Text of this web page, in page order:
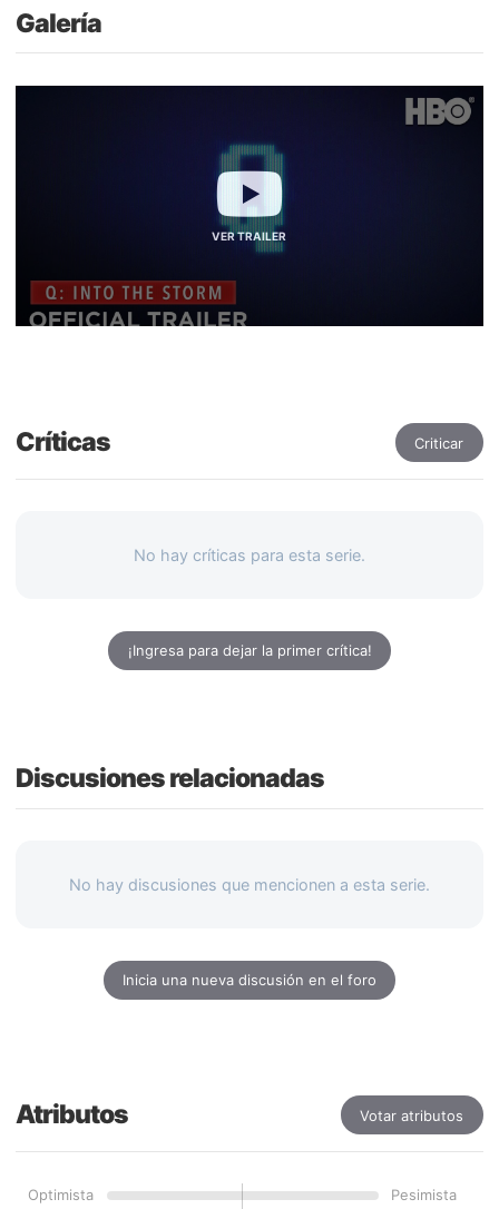
Galería
VER TRAILER
Críticas Criticar
No hay críticas para esta serie.
¡Ingresa para dejar la primer crítica!
Discusiones relacionadas
No hay discusiones que mencionen a esta serie.
Inicia una nueva discusión en el foro
Atributos Votar atributos
Optimista
Pesimista